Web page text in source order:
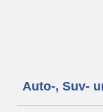
Auto-, Suv-